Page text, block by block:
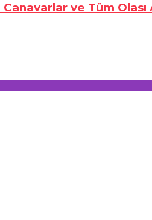
ve Tüm Olası